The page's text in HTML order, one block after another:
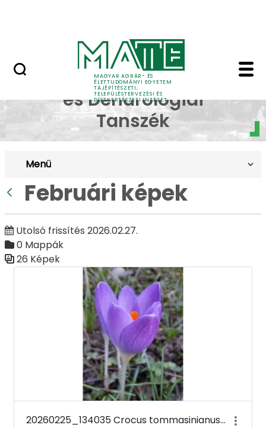
MAGYAR AGRÁR- ÉS
ÉLETTUDOMÁNYI EGYETEM
TÁJÉPÍTÉSZETI,
TELEPÜLÉSTERVEZÉSI ÉS
DÍSZKERTÉSZETI INTÉZET
Februári képek -
Dísznövénytermesztési
és Dendrológiai
Tanszék
Menü
Februári képek
Utolsó frissítés 2026.02.27.
0 Mappák
26 Képek
20260225_134035 Crocus tommasinianus &#39;Barr&#39;s Purple&#39;